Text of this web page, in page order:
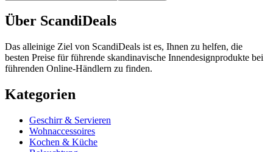
Über ScandiDeals
Das alleinige Ziel von ScandiDeals ist es, Ihnen zu helfen, die
besten Preise für führende skandinavische Innendesignprodukte bei
führenden Online-Händlern zu finden.
Kategorien
Geschirr & Servieren
Wohnaccessoires
Kochen & Küche